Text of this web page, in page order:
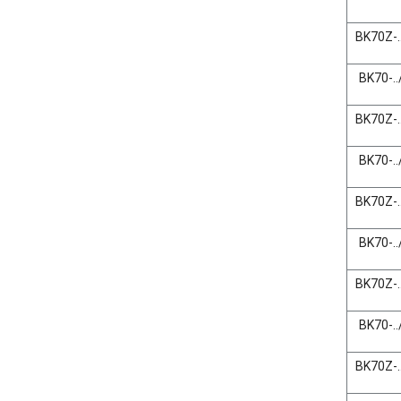
BK70Z-
BK70-
BK70Z-
BK70-
BK70Z-
BK70-
BK70Z-
BK70-
BK70Z-